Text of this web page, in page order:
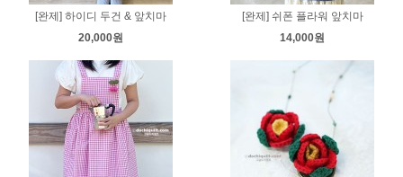
[완제] 하이디 두건 & 앞치마
20,000원
[완제] 쉬폰 플라워 앞치마
14,000원